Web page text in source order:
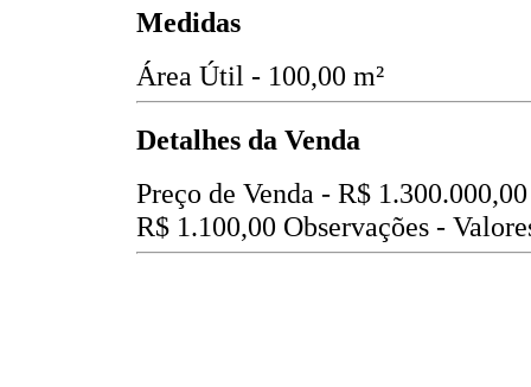
Medidas
Área Útil - 100,00 m²
Detalhes da Venda
Preço de Venda - R$ 1.300.000,00
R$ 1.100,00 Observações -